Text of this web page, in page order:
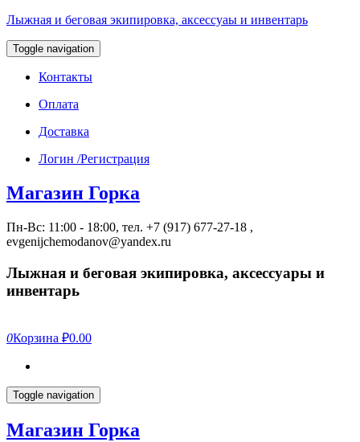
Лыжная и беговая экипировка, аксессуаы и инвентарь
Toggle navigation
Контакты
Оплата
Доставка
Логин /Регистрация
Магазин Горка
Пн-Вс: 11:00 - 18:00, тел. +7 (917) 677-27-18 ,
evgenijchemodanov@yandex.ru
Лыжная и беговая экипировка, аксессуары и
инвентарь
0Корзина ₽0.00
Toggle navigation
Магазин Горка